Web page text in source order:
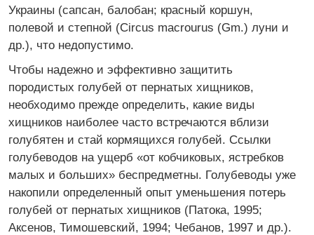
Украины (сапсан, балобан; красный коршун,
полевой и степной (Circus macrourus (Gm.) луни и
др.), что недопустимо.
Чтобы надежно и эффективно защитить
породистых голубей от пернатых хищников,
необходимо прежде определить, какие виды
хищников наиболее часто встречаются вблизи
голубятен и стай кормящихся голубей. Ссылки
голубеводов на ущерб «от кобчиковых, ястребков
малых и больших» беспредметны. Голубеводы уже
накопили определенный опыт уменьшения потерь
голубей от пернатых хищников (Патока, 1995;
Аксенов, Тимошевский, 1994; Чебанов, 1997 и др.).